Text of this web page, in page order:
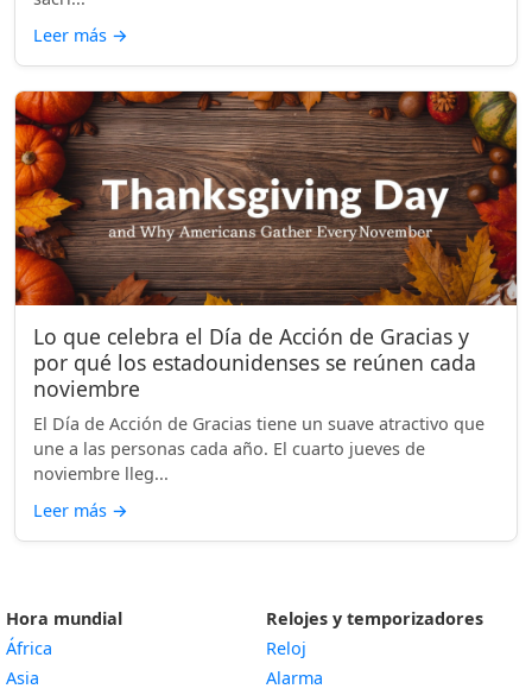
Leer más →
Lo que celebra el Día de Acción de Gracias y
por qué los estadounidenses se reúnen cada
noviembre
El Día de Acción de Gracias tiene un suave atractivo que
une a las personas cada año. El cuarto jueves de
noviembre lleg...
Leer más →
Hora mundial
África
Asia
Relojes y temporizadores
Reloj
Alarma